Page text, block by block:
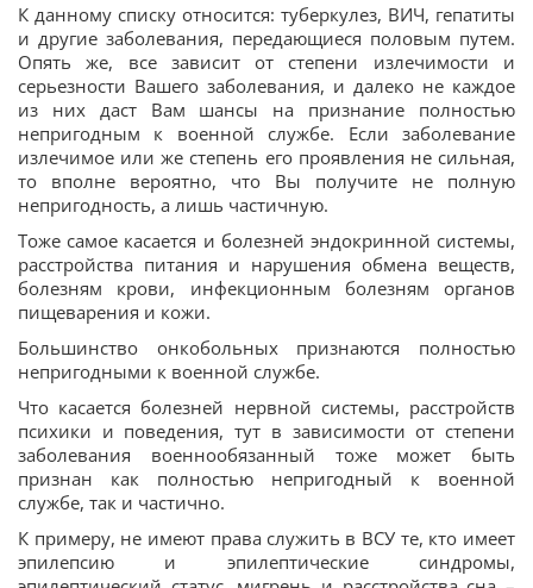
К данному списку относится: туберкулез, ВИЧ, гепатиты
и другие заболевания, передающиеся половым путем.
Опять же, все зависит от степени излечимости и
серьезности Вашего заболевания, и далеко не каждое
из них даст Вам шансы на признание полностью
непригодным к военной службе. Если заболевание
излечимое или же степень его проявления не сильная,
то вполне вероятно, что Вы получите не полную
непригодность, а лишь частичную.
Тоже самое касается и болезней эндокринной системы,
расстройства питания и нарушения обмена веществ,
болезням крови, инфекционным болезням органов
пищеварения и кожи.
Большинство онкобольных признаются полностью
непригодными к военной службе.
Что касается болезней нервной системы, расстройств
психики и поведения, тут в зависимости от степени
заболевания военнообязанный тоже может быть
признан как полностью непригодный к военной
службе, так и частично.
К примеру, не имеют права служить в ВСУ те, кто имеет
эпилепсию и эпилептические синдромы,